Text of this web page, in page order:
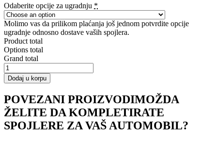
Odaberite opcije za ugradnju *
Molimo vas da prilikom plaćanja još jednom potvrdite opcije
ugradnje odnosno dostave vaših spojlera.
Product total
Options total
Grand total
SPOILER
CAP
TOYOTA
količina
Dodaj u korpu
POVEZANI PROIZVODIMOŽDA
ŽELITE DA KOMPLETIRATE
SPOJLERE ZA VAŠ AUTOMOBIL?